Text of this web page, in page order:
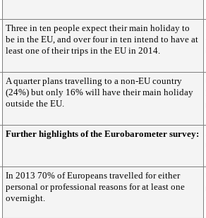
Three in ten people expect their main holiday to
be in the EU, and over four in ten intend to have at
least one of their trips in the EU in 2014.
A quarter plans travelling to a non-EU country
(24%) but only 16% will have their main holiday
outside the EU.
Further highlights of the Eurobarometer survey:
In 2013 70% of Europeans travelled for either
personal or professional reasons for at least one
overnight.